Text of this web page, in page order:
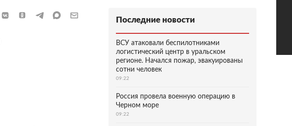
Последние новости
ВСУ атаковали беспилотниками
логистический центр в уральском
регионе. Начался пожар, эвакуированы
сотни человек
09:22
Россия провела военную операцию в
Черном море
09:22